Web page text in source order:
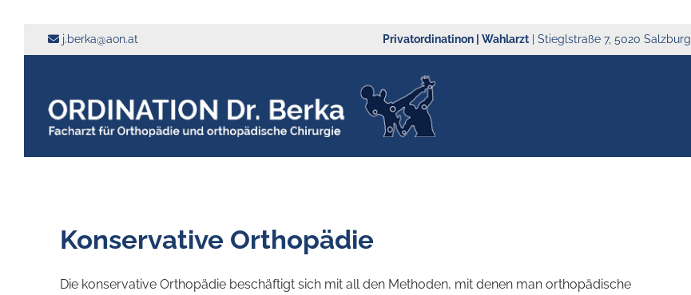
 j.berka@aon.at Privatordinatinon | Wahlarzt Stieglstraße 7, 5020 Salzburg
Konservative Orthopädie
Die konservative Orthopädie beschäftigt sich mit all den Methoden, mit denen man orthopädische